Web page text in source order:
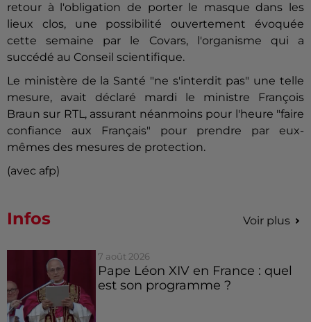
retour à l'obligation de porter le masque dans les
lieux clos, une possibilité ouvertement évoquée
cette semaine par le Covars, l'organisme qui a
succédé au Conseil scientifique.
Le ministère de la Santé "ne s'interdit pas" une telle
mesure, avait déclaré mardi le ministre François
Braun sur RTL, assurant néanmoins pour l'heure "faire
confiance aux Français" pour prendre par eux-
mêmes des mesures de protection.
(avec afp)
Infos Voir plus
7 août 2026
Pape Léon XIV en France : quel
est son programme ?